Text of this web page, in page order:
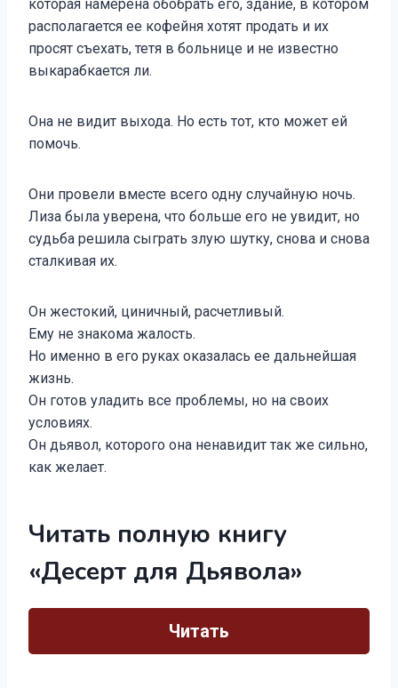
которая намерена обобрать его, здание, в котором
располагается ее кофейня хотят продать и их
просят съехать, тетя в больнице и не известно
выкарабкается ли.
Она не видит выхода. Но есть тот, кто может ей
помочь.
Они провели вместе всего одну случайную ночь.
Лиза была уверена, что больше его не увидит, но
судьба решила сыграть злую шутку, снова и снова
сталкивая их.
Он жестокий, циничный, расчетливый.
Ему не знакома жалость.
Но именно в его руках оказалась ее дальнейшая
жизнь.
Он готов уладить все проблемы, но на своих
условиях.
Он дьявол, которого она ненавидит так же сильно,
как желает.
Читать полную книгу
«Десерт для Дьявола»
Читать